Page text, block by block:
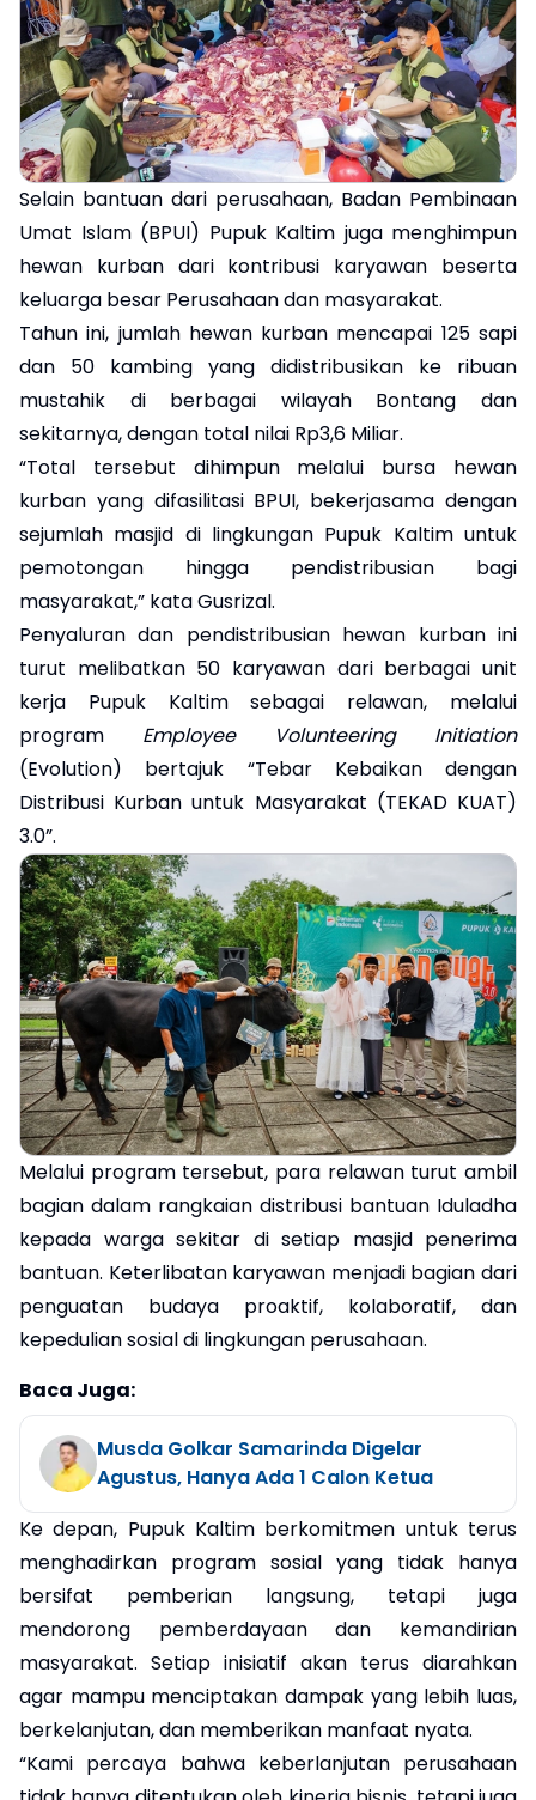
Selain bantuan dari perusahaan, Badan Pembinaan
Umat Islam (BPUI) Pupuk Kaltim juga menghimpun
hewan kurban dari kontribusi karyawan beserta
keluarga besar Perusahaan dan masyarakat.
Tahun ini, jumlah hewan kurban mencapai 125 sapi
dan 50 kambing yang didistribusikan ke ribuan
mustahik di berbagai wilayah Bontang dan
sekitarnya, dengan total nilai Rp3,6 Miliar.
“Total tersebut dihimpun melalui bursa hewan
kurban yang difasilitasi BPUI, bekerjasama dengan
sejumlah masjid di lingkungan Pupuk Kaltim untuk
pemotongan hingga pendistribusian bagi
masyarakat,” kata Gusrizal.
Penyaluran dan pendistribusian hewan kurban ini
turut melibatkan 50 karyawan dari berbagai unit
kerja Pupuk Kaltim sebagai relawan, melalui
program Employee Volunteering Initiation
(Evolution) bertajuk “Tebar Kebaikan dengan
Distribusi Kurban untuk Masyarakat (TEKAD KUAT)
3.0”.
Melalui program tersebut, para relawan turut ambil
bagian dalam rangkaian distribusi bantuan Iduladha
kepada warga sekitar di setiap masjid penerima
bantuan. Keterlibatan karyawan menjadi bagian dari
penguatan budaya proaktif, kolaboratif, dan
kepedulian sosial di lingkungan perusahaan.
Baca Juga:
Musda Golkar Samarinda Digelar
Agustus, Hanya Ada 1 Calon Ketua
Ke depan, Pupuk Kaltim berkomitmen untuk terus
menghadirkan program sosial yang tidak hanya
bersifat pemberian langsung, tetapi juga
mendorong pemberdayaan dan kemandirian
masyarakat. Setiap inisiatif akan terus diarahkan
agar mampu menciptakan dampak yang lebih luas,
berkelanjutan, dan memberikan manfaat nyata.
“Kami percaya bahwa keberlanjutan perusahaan